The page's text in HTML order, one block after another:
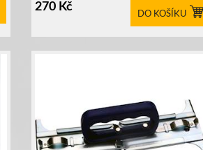
270 Kč
DO KOŠÍKU